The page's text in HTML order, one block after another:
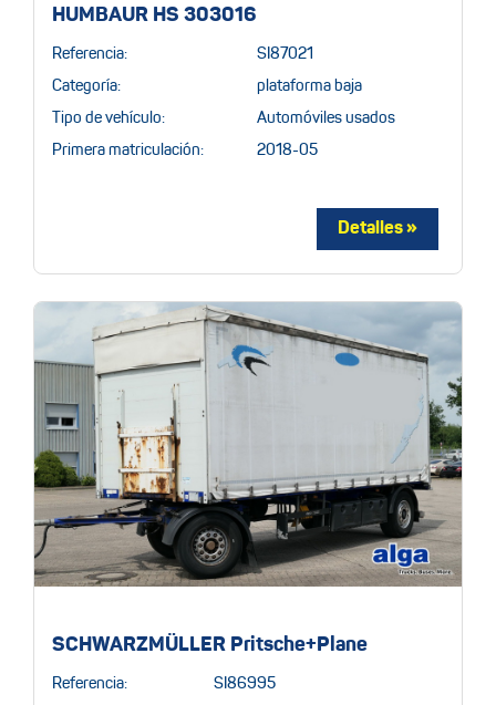
HUMBAUR HS 303016
Referencia: SI87021
Categoría: plataforma baja
Tipo de vehículo: Automóviles usados
Primera matriculación: 2018-05
SCHWARZMÜLLER Pritsche+Plane
Referencia: SI86995